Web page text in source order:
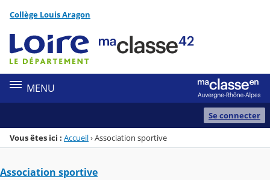
Menu de la rubrique
Contenu
Collège Louis Aragon
MENU
Se connecter
Vous êtes ici : Accueil›Association sportive
Association sportive